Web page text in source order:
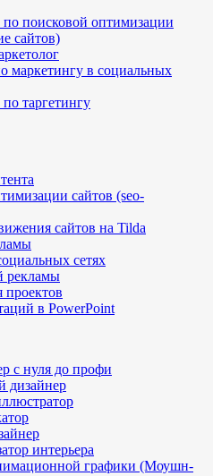
поисковой оптимизации
сайтов)
маркетингу в социальных
таргетингу
сайтов (seo-
сайтов на Tilda
сетях
рекламы
в PowerPoint
с нуля до профи
дизайнер
интерьера
графики (Моушн-